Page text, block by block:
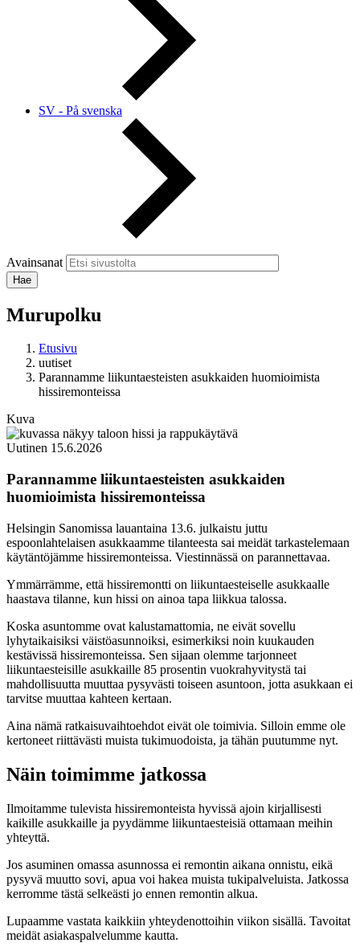
SV - På svenska
Avainsanat
Murupolku
Etusivu
uutiset
Parannamme liikuntaesteisten asukkaiden huomioimista
hissiremonteissa
Kuva
Uutinen 15.6.2026
Parannamme liikuntaesteisten asukkaiden
huomioimista hissiremonteissa
Helsingin Sanomissa lauantaina 13.6. julkaistu juttu
espoonlahtelaisen asukkaamme tilanteesta sai meidät tarkastelemaan
käytäntöjämme hissiremonteissa. Viestinnässä on parannettavaa.
Ymmärrämme, että hissiremontti on liikuntaesteiselle asukkaalle
haastava tilanne, kun hissi on ainoa tapa liikkua talossa.
Koska asuntomme ovat kalustamattomia, ne eivät sovellu
lyhytaikaisiksi väistöasunnoiksi, esimerkiksi noin kuukauden
kestävissä hissiremonteissa. Sen sijaan olemme tarjonneet
liikuntaesteisille asukkaille 85 prosentin vuokrahyvitystä tai
mahdollisuutta muuttaa pysyvästi toiseen asuntoon, jotta asukkaan ei
tarvitse muuttaa kahteen kertaan.
Aina nämä ratkaisuvaihtoehdot eivät ole toimivia. Silloin emme ole
kertoneet riittävästi muista tukimuodoista, ja tähän puutumme nyt.
Näin toimimme jatkossa
Ilmoitamme tulevista hissiremonteista hyvissä ajoin kirjallisesti
kaikille asukkaille ja pyydämme liikuntaesteisiä ottamaan meihin
yhteyttä.
Jos asuminen omassa asunnossa ei remontin aikana onnistu, eikä
pysyvä muutto sovi, apua voi hakea muista tukipalveluista. Jatkossa
kerromme tästä selkeästi jo ennen remontin alkua.
Lupaamme vastata kaikkiin yhteydenottoihin viikon sisällä. Tavoitat
meidät asiakaspalvelumme kautta.